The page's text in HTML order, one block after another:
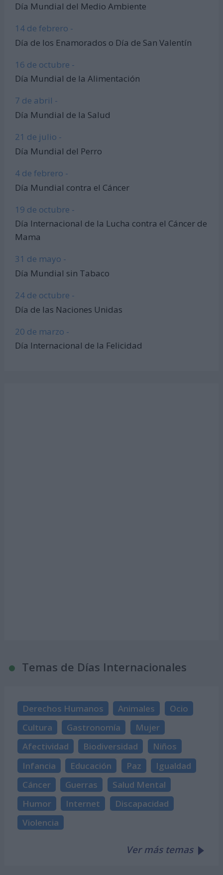
Día Mundial del Medio Ambiente
14 de febrero -
Día de los Enamorados o Día de San Valentín
16 de octubre -
Día Mundial de la Alimentación
7 de abril -
Día Mundial de la Salud
21 de julio -
Día Mundial del Perro
4 de febrero -
Día Mundial contra el Cáncer
19 de octubre -
Día Internacional de la Lucha contra el Cáncer de
Mama
31 de mayo -
Día Mundial sin Tabaco
24 de octubre -
Día de las Naciones Unidas
20 de marzo -
Día Internacional de la Felicidad
Temas de Días Internacionales
Derechos Humanos Animales
Ocio
Cultura
Gastronomía
Mujer
Afectividad
Biodiversidad
Niños
Infancia
Educación Paz
Igualdad
Cáncer
Guerras
Salud Mental
Humor
Internet
Discapacidad
Violencia
Ver más temas